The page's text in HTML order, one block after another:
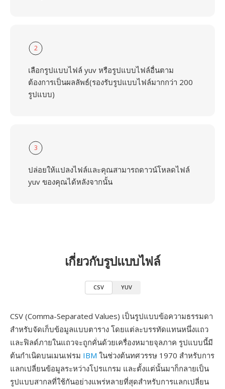
2
เลือกรูปแบบไฟล์ yuv หรือรูปแบบไฟล์อื่นตาม
ต้องการเป็นผลลัพธ์(รองรับรูปแบบไฟล์มากกว่า 200
รูปแบบ)
3
ปล่อยให้แปลงไฟล์และคุณสามารถดาวน์โหลดไฟล์
yuv ของคุณได้หลังจากนั้น
เกี่ยวกับรูปแบบไฟล์
CSV YUV
CSV (Comma-Separated Values) เป็นรูปแบบข้อความธรรมดา
สำหรับจัดเก็บข้อมูลแบบตาราง โดยแต่ละบรรทัดแทนหนึ่งแถว
และฟิลด์ภายในแถวจะถูกคั่นด้วยเครื่องหมายจุลภาค รูปแบบนี้มี
ต้นกำเนิดบนเมนเฟรม IBM ในช่วงต้นทศวรรษ 1970 สำหรับการ
แลกเปลี่ยนข้อมูลระหว่างโปรแกรม และตั้งแต่นั้นมาก็กลายเป็น
รูปแบบสากลที่ใช้กันอย่างแพร่หลายที่สุดสำหรับการแลกเปลี่ยน